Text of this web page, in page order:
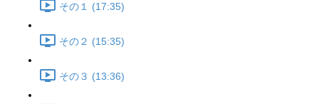
その１ (17:35)
その２ (15:35)
その３ (13:36)